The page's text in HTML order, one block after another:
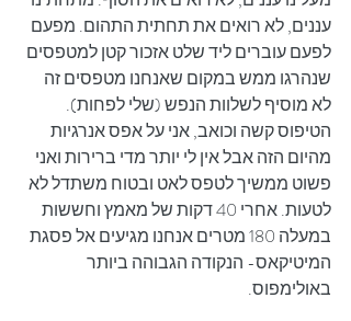
עננים, לא רואים את תחתית התהום. מפעם
לפעם עוברים ליד שלט אזכור קטן למטפסים
שנהרגו ממש במקום שאנחנו מטפסים זה
לא מוסיף לשלוות הנפש (שלי לפחות).
הטיפוס קשה וכואב, אני על אפס אנרגיות
מהיום הזה אבל אין לי יותר מדי ברירות ואני
פשוט ממשיך לטפס לאט ובטוח משתדל לא
לטעות. אחרי 40 דקות של מאמץ וחששות
במעלה 180 מטרים אנחנו מגיעים אל פסגת
המיטיקאס- הנקודה הגבוהה ביותר
באולימפוס.